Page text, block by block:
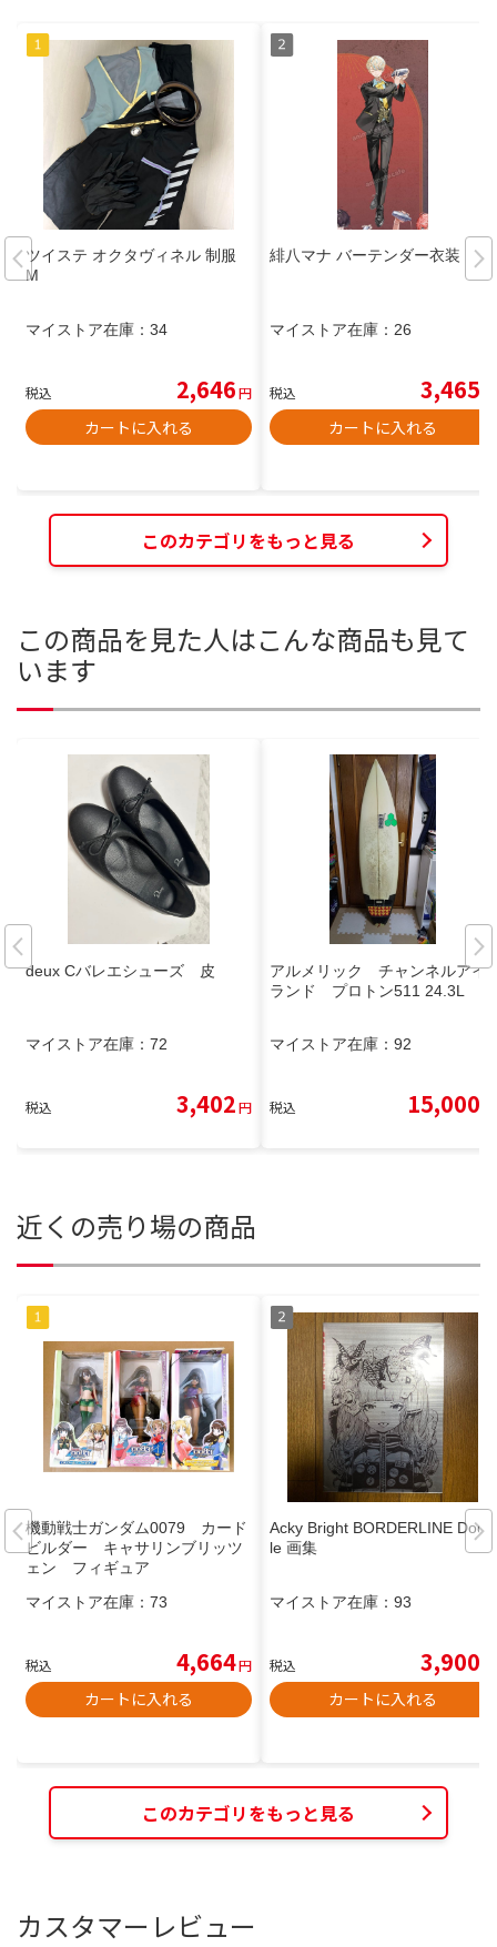
ツイステ オクタヴィネル 制服
M
マイストア在庫： 34
税込 2,646円
カートに入れる
緋八マナ バーテンダー衣装
マイストア在庫： 26
税込 3,465
カートに入れる
このカテゴリをもっと見る
この商品を見た人はこんな商品も見て
います
deux Cバレエシューズ 皮
マイストア在庫： 72
税込 3,402円
アルメリック チャンネルアイ
ランド プロトン511 24.3L
マイストア在庫： 92
税込 15,000
近くの売り場の商品
機動戦士ガンダム0079 カード
ビルダー キャサリンブリッツ
ェン フィギュア
マイストア在庫： 73
税込 4,664円
カートに入れる
Acky Bright BORDERLINE Dood
le 画集
マイストア在庫： 93
税込 3,900
カートに入れる
このカテゴリをもっと見る
カスタマーレビュー